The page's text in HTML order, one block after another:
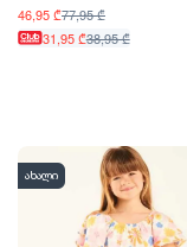
46,95 ₾77,95 ₾
31,95 ₾38,95 ₾
ახალი